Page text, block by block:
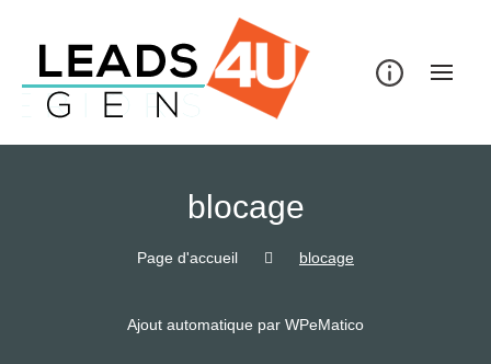
blocage
Page d'accueil blocage
Ajout automatique par WPeMatico